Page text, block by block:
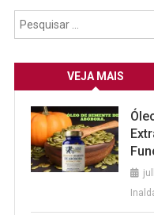
VEJA MAIS